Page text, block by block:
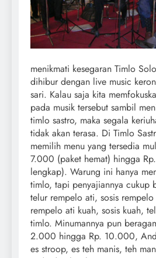
menikmati kesegaran Timlo
dihibur dengan live music
sari. Kalau saja kita
pada musik tersebut sambil
timlo sastro, maka segala
tidak akan terasa. Di Timlo
memilih menu yang tersedia
7.000 (paket hemat) hingga
lengkap). Warung ini hanya
timlo, tapi penyajiannya cukup
telur rempelo ati, sosis
rempelo ati kuah, sosis kuah,
timlo. Minumannya pun
2.000 hingga Rp. 10.000,
es stroop, es teh manis, teh